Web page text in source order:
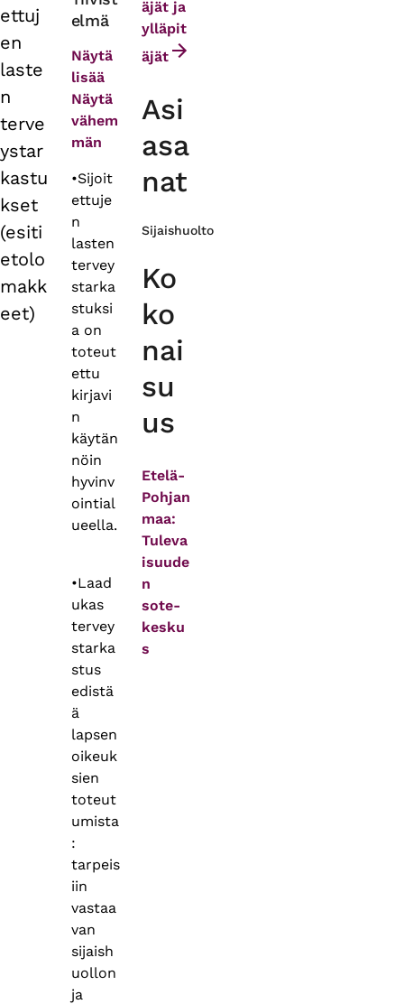
tabs
ettuj
en
laste
n
terve
ystar
kastu
kset
(esiti
etolo
makk
eet)
elmä
Näytä
lisää
Näytä
vähem
män
•Sijoit
ettuje
n
lasten
tervey
starka
stuksi
a on
toteut
ettu
kirjavi
n
käytän
nöin
hyvinv
ointial
ueella.
•Laad
ukas
tervey
starka
stus
edistä
ä
lapsen
oikeuk
sien
toteut
umista
:
tarpeis
iin
vastaa
van
sijaish
uollon
ja
äjät ja
ylläpit
äjät
Asi
asa
nat
Sijaishuolto
Ko
ko
nai
su
us
Etelä-
Pohjan
maa:
Tuleva
isuude
n
sote-
kesku
s